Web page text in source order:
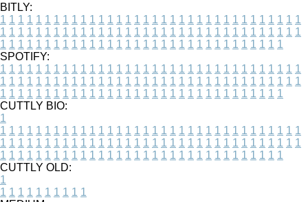
BITLY:
1 1 1 1 1 1 1 1 1 1 1 1 1 1 1 1 1 1 1 1 1 1 1 1 1 1 1 1 1 1 1 1 1 1
1 1 1 1 1 1 1 1 1 1 1 1 1 1 1 1 1 1 1 1 1 1 1 1 1 1 1 1 1 1 1 1 1 1
1 1 1 1 1 1 1 1 1 1 1 1 1 1 1 1 1 1 1 1 1 1 1 1 1 1 1 1 1 1 1 1
SPOTIFY:
1 1 1 1 1 1 1 1 1 1 1 1 1 1 1 1 1 1 1 1 1 1 1 1 1 1 1 1 1 1 1 1 1 1
1 1 1 1 1 1 1 1 1 1 1 1 1 1 1 1 1 1 1 1 1 1 1 1 1 1 1 1 1 1 1 1 1 1
1 1 1 1 1 1 1 1 1 1 1 1 1 1 1 1 1 1 1 1 1 1 1 1 1 1 1 1 1 1 1 1
CUTTLY BIO:
1
1 1 1 1 1 1 1 1 1 1 1 1 1 1 1 1 1 1 1 1 1 1 1 1 1 1 1 1 1 1 1 1 1 1
1 1 1 1 1 1 1 1 1 1 1 1 1 1 1 1 1 1 1 1 1 1 1 1 1 1 1 1 1 1 1 1 1 1
1 1 1 1 1 1 1 1 1 1 1 1 1 1 1 1 1 1 1 1 1 1 1 1 1 1 1 1 1 1 1 1
CUTTLY OLD:
1
1 1 1 1 1 1 1 1 1 1